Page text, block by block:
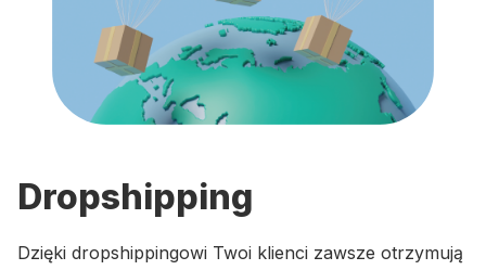
Dropshipping
Dzięki dropshippingowi Twoi klienci zawsze otrzymują